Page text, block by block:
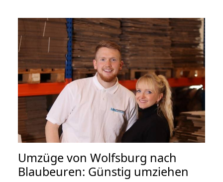
Umzüge von Wolfsburg nach
Blaubeuren: Günstig umziehen